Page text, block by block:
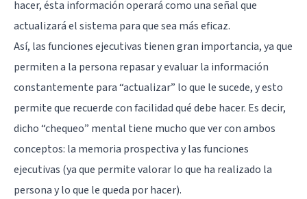
hacer, ésta información operará como una señal que
actualizará el sistema para que sea más eficaz.
Así, las funciones ejecutivas tienen gran importancia, ya que
permiten a la persona repasar y evaluar la información
constantemente para “actualizar” lo que le sucede, y esto
permite que recuerde con facilidad qué debe hacer. Es decir,
dicho “chequeo” mental tiene mucho que ver con ambos
conceptos: la memoria prospectiva y las funciones
ejecutivas (ya que permite valorar lo que ha realizado la
persona y lo que le queda por hacer).